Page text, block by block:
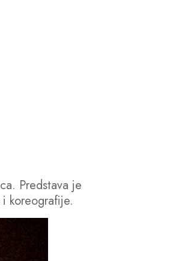
Predstava je
koreografije.